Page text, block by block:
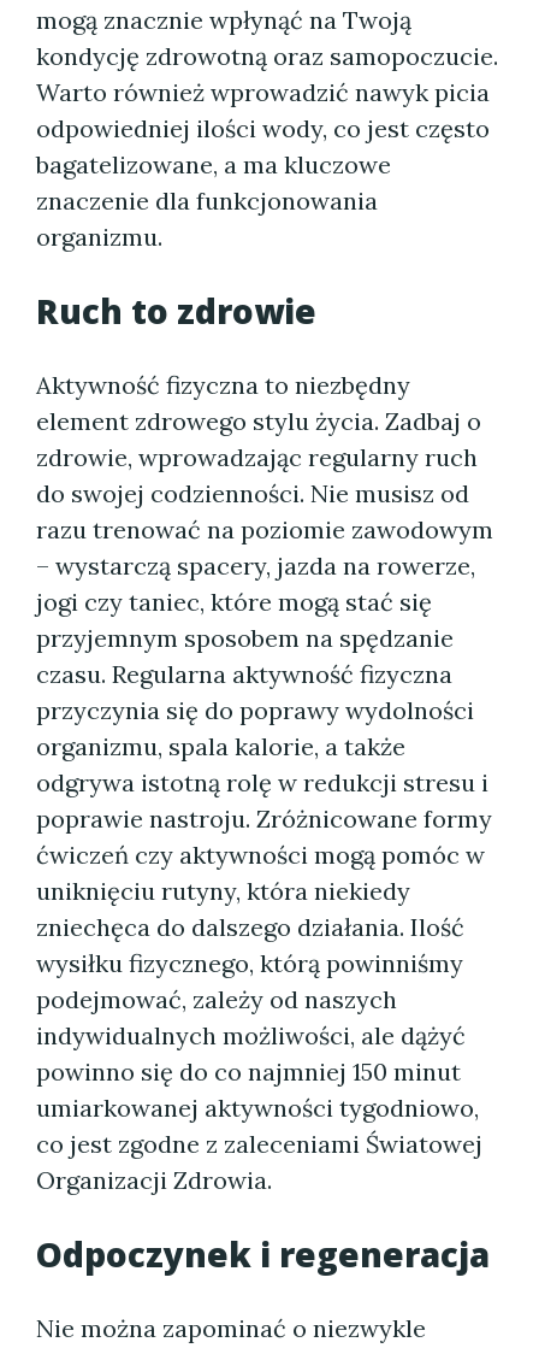
mogą znacznie wpłynąć na Twoją
kondycję zdrowotną oraz samopoczucie.
Warto również wprowadzić nawyk picia
odpowiedniej ilości wody, co jest często
bagatelizowane, a ma kluczowe
znaczenie dla funkcjonowania
organizmu.
Ruch to zdrowie
Aktywność fizyczna to niezbędny
element zdrowego stylu życia. Zadbaj o
zdrowie, wprowadzając regularny ruch
do swojej codzienności. Nie musisz od
razu trenować na poziomie zawodowym
– wystarczą spacery, jazda na rowerze,
jogi czy taniec, które mogą stać się
przyjemnym sposobem na spędzanie
czasu. Regularna aktywność fizyczna
przyczynia się do poprawy wydolności
organizmu, spala kalorie, a także
odgrywa istotną rolę w redukcji stresu i
poprawie nastroju. Zróżnicowane formy
ćwiczeń czy aktywności mogą pomóc w
uniknięciu rutyny, która niekiedy
zniechęca do dalszego działania. Ilość
wysiłku fizycznego, którą powinniśmy
podejmować, zależy od naszych
indywidualnych możliwości, ale dążyć
powinno się do co najmniej 150 minut
umiarkowanej aktywności tygodniowo,
co jest zgodne z zaleceniami Światowej
Organizacji Zdrowia.
Odpoczynek i regeneracja
Nie można zapominać o niezwykle